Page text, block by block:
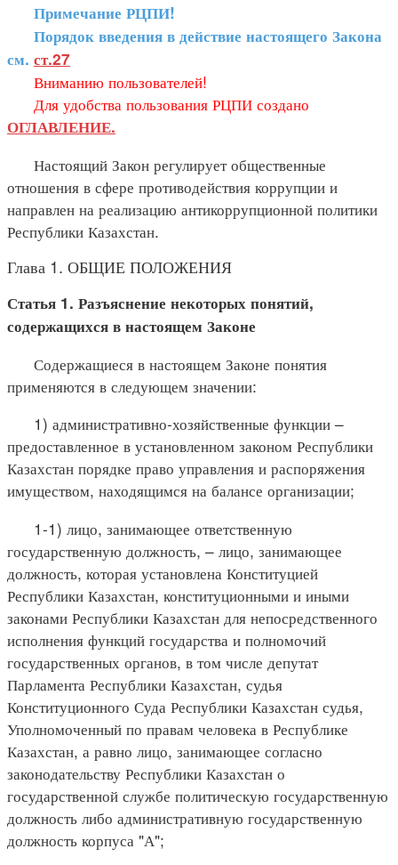
Примечание РЦПИ!
Порядок введения в действие настоящего Закона
см. ст.27
Вниманию пользователей!
Для удобства пользования РЦПИ создано
ОГЛАВЛЕНИЕ.
Настоящий Закон регулирует общественные
отношения в сфере противодействия коррупции и
направлен на реализацию антикоррупционной политики
Республики Казахстан.
Глава 1. ОБЩИЕ ПОЛОЖЕНИЯ
Статья 1. Разъяснение некоторых понятий,
содержащихся в настоящем Законе
Содержащиеся в настоящем Законе понятия
применяются в следующем значении:
1) административно-хозяйственные функции –
предоставленное в установленном законом Республики
Казахстан порядке право управления и распоряжения
имуществом, находящимся на балансе организации;
1-1) лицо, занимающее ответственную
государственную должность, – лицо, занимающее
должность, которая установлена Конституцией
Республики Казахстан, конституционными и иными
законами Республики Казахстан для непосредственного
исполнения функций государства и полномочий
государственных органов, в том числе депутат
Парламента Республики Казахстан, судья
Конституционного Суда Республики Казахстан судья,
Уполномоченный по правам человека в Республике
Казахстан, а равно лицо, занимающее согласно
законодательству Республики Казахстан о
государственной службе политическую государственную
должность либо административную государственную
должность корпуса "А";